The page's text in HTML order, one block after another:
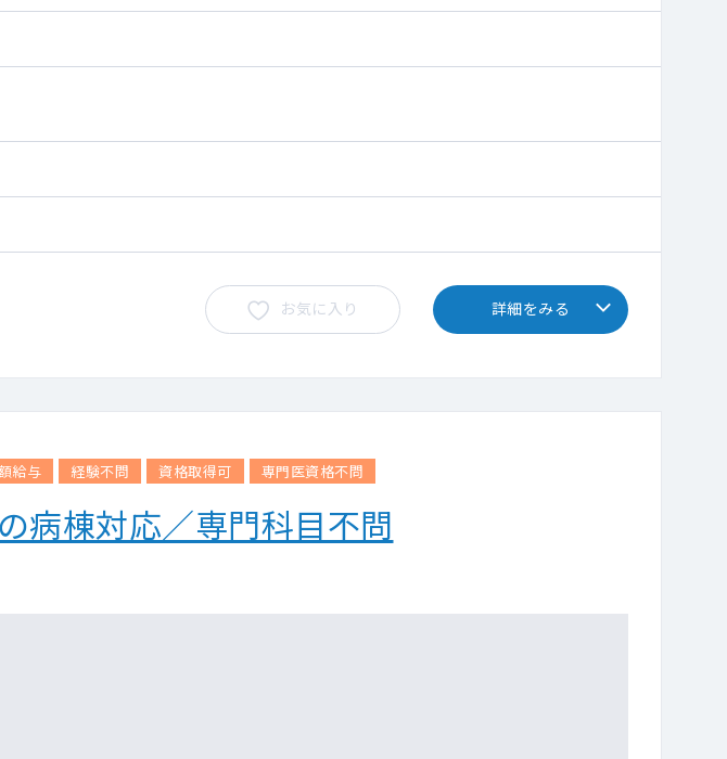
お気に入り 詳細をみる
給与 経験不問 資格取得可 専門医資格不問
病棟対応／専門科目不問